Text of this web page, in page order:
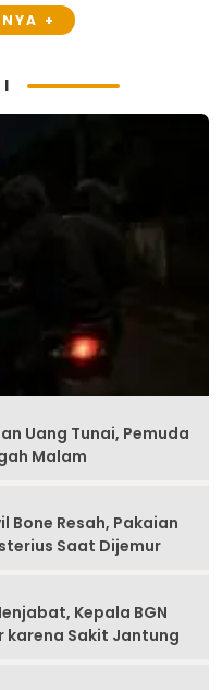
+
Uang Tunai, Pemuda
Malam
Bone Resah, Pakaian
Saat Dijemur
Kepala BGN
karena Sakit Jantung